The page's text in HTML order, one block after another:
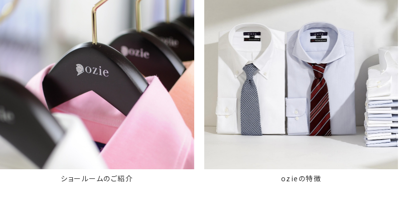
ショールームのご紹介 ozieの特徴